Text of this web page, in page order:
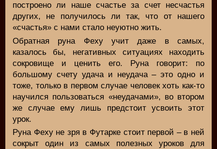
построено ли наше счастье за счет несчастья
других, не получилось ли так, что от нашего
«счастья» с нами стало неуютно жить.
Обратная руна Феху учит даже в самых,
казалось бы, негативных ситуациях находить
сокровище и ценить его. Руна говорит: по
большому счету удача и неудача – это одно и
тоже, только в первом случае человек хоть как-то
научился пользоваться «неудачами», во втором
же случае ему лишь предстоит усвоить этот
урок.
Руна Феху не зря в Футарке стоит первой – в ней
сокрыт один из самых полезных уроков для